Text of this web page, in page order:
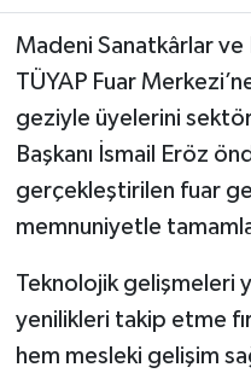
Madeni Sanatkârlar ve
TÜYAP Fuar
geziyle üyelerini
Başkanı İsmail Eröz
gerçekleştirilen fuar
memnuniyetle
Teknolojik gelişmeleri
yenilikleri takip etme
hem mesleki gelişim
Akhisar Emlak
Ülke
Etiketler